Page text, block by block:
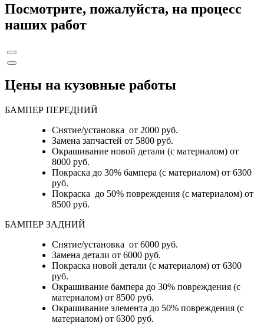
Посмотрите, пожалуйста, на процесс
наших работ
Цены на кузовные работы
БАМПЕР ПЕРЕДНИЙ
Снятие/установка от 2000 руб.
Замена запчастей от 5800 руб.
Окрашивание новой детали (с материалом) от
8000 руб.
Покраска до 30% бампера (с материалом) от 6300
руб.
Покраска до 50% повреждения (с материалом) от
8500 руб.
БАМПЕР ЗАДНИЙ
Снятие/установка от 6000 руб.
Замена детали от 6000 руб.
Покраска новой детали (с материалом) от 6300
руб.
Окрашивание бампера до 30% повреждения (с
материалом) от 8500 руб.
Окрашивание элемента до 50% повреждения (с
материалом) от 6300 руб.